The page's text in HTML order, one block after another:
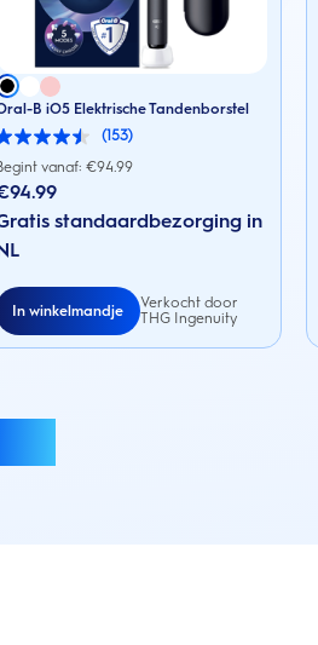
B iO5 Elektrische Tandenborstel
(153)
vanaf: €94.99
standaardbezorging in
In winkelmandje
Verkocht door
THG Ingenuity